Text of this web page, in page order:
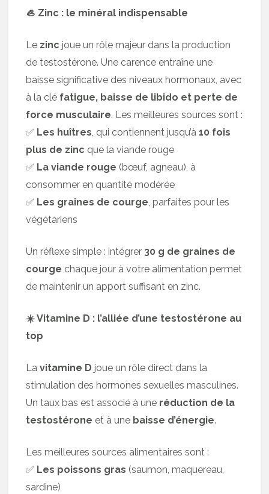
🦪 Zinc : le minéral indispensable
Le zinc joue un rôle majeur dans la production
de testostérone. Une carence entraîne une
baisse significative des niveaux hormonaux, avec
à la clé fatigue, baisse de libido et perte de
force musculaire. Les meilleures sources sont :
✅ Les huîtres, qui contiennent jusqu’à10 fois
plus de zinc que la viande rouge
✅ La viande rouge (bœuf, agneau), à
consommer en quantité modérée
✅ Les graines de courge, parfaites pour les
végétariens
Un réflexe simple : intégrer 30 g de graines de
courge chaque jour à votre alimentation permet
de maintenir un apport suffisant en zinc.
☀️ Vitamine D : l’alliée d’une testostérone au
top
Lavitamine D joue un rôle direct dans la
stimulation des hormones sexuelles masculines.
Un taux bas est associé à une réduction de la
testostérone et à une baisse d’énergie.
Les meilleures sources alimentaires sont :
✅ Les poissons gras (saumon, maquereau,
sardine)